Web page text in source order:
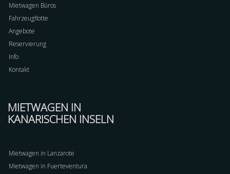
Mietwagen Büros
Fahrzeugflotte
Angebote
Reservierung
Info
Kontakt
MIETWAGEN IN
KANARISCHEN INSELN
Mietwagen in Lanzarote
Mietwagen in Fuerteventura